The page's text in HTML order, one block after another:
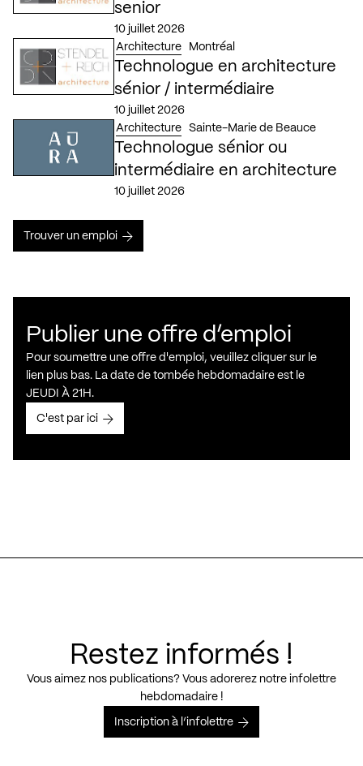
senior
10 juillet 2026
Architecture
Montréal
Technologue en architecture
sénior / intermédiaire
10 juillet 2026
Architecture
Sainte-Marie de Beauce
Technologue sénior ou
intermédiaire en architecture
10 juillet 2026
Trouver un emploi
Publier une offre d’emploi
Pour soumettre une offre d'emploi, veuillez cliquer sur le
lien plus bas. La date de tombée hebdomadaire est le
JEUDI À 21H.
C'est par ici
Restez informés !
Vous aimez nos publications? Vous adorerez notre infolettre
hebdomadaire !
Inscription à l’infolettre